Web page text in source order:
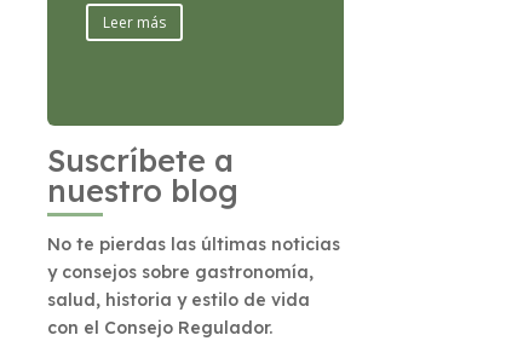
Leer más
Suscríbete a
nuestro blog
No te pierdas las últimas noticias
y consejos sobre gastronomía,
salud, historia y estilo de vida
con el Consejo Regulador.